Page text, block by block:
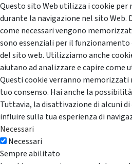
Questo sito Web utilizza i cookie
durante la navigazione nel sito Web.
come necessari vengono
sono essenziali per il
del sito web. Utilizziamo anche
aiutano ad analizzare e capire come
Questi cookie verranno
tuo consenso. Hai anche la
Tuttavia, la disattivazione di alcuni
influire sulla tua esperienza di
Necessari
Necessari
Sempre abilitato